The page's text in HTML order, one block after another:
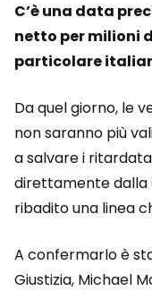
C’è una data
netto per milioni
particolare
Da quel giorno, le
non saranno più
a salvare i
direttamente dalla
ribadito una linea
A confermarlo è
Giustizia, Michael